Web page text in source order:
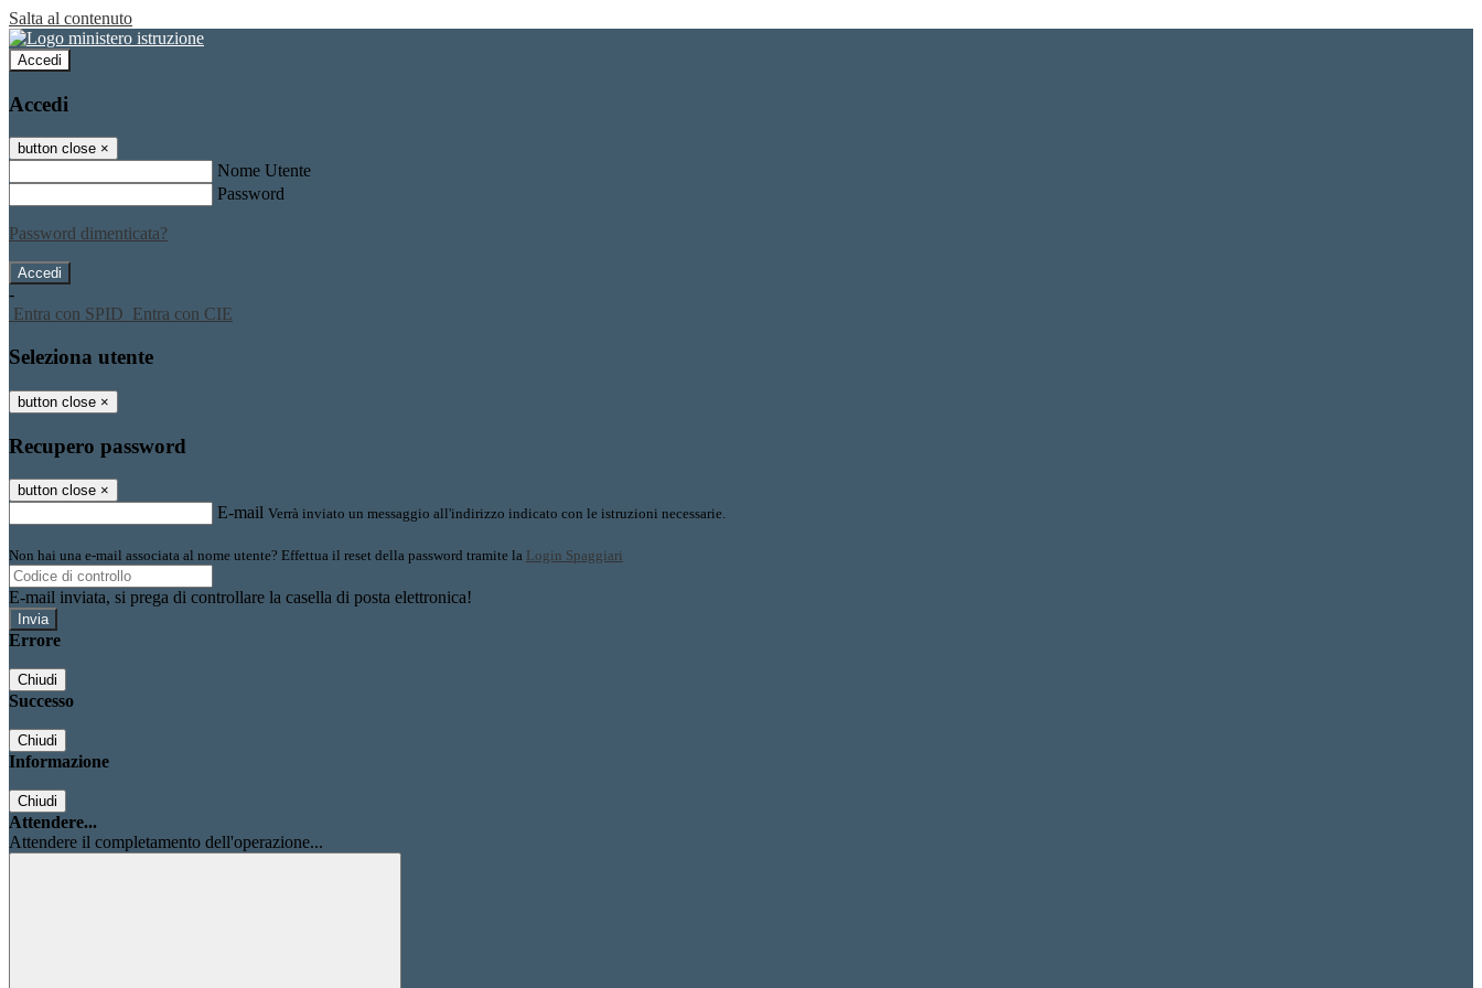
Salta al contenuto
Accedi
Accedi
button close ×
Nome Utente
Password
Password dimenticata?
-
Entra con SPID Entra con CIE
Seleziona utente
button close ×
Recupero password
button close ×
E-mail Verrà inviato un messaggio all'indirizzo indicato con le istruzioni necessarie.
Non hai una e-mail associata al nome utente? Effettua il reset della password tramite la Login Spaggiari
E-mail inviata, si prega di controllare la casella di posta elettronica!
Errore
Chiudi
Successo
Chiudi
Informazione
Chiudi
Attendere...
Attendere il completamento dell'operazione...